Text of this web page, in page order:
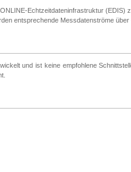
Echtzeitdateninfrastruktur
entsprechende Messdatenströme über
und ist keine empfohlene